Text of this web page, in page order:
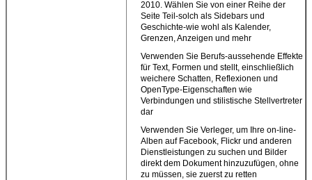
2010. Wählen Sie von einer Reihe der
Seite Teil-solch als Sidebars und
Geschichte-wie wohl als Kalender,
Grenzen, Anzeigen und mehr
Verwenden Sie Berufs-aussehende Effekte
für Text, Formen und stellt, einschließlich
weichere Schatten, Reflexionen und
OpenType-Eigenschaften wie
Verbindungen und stilistische Stellvertreter
dar
Verwenden Sie Verleger, um Ihre on-line-
Alben auf Facebook, Flickr und anderen
Dienstleistungen zu suchen und Bilder
direkt dem Dokument hinzuzufügen, ohne
zu müssen, sie zuerst zu retten